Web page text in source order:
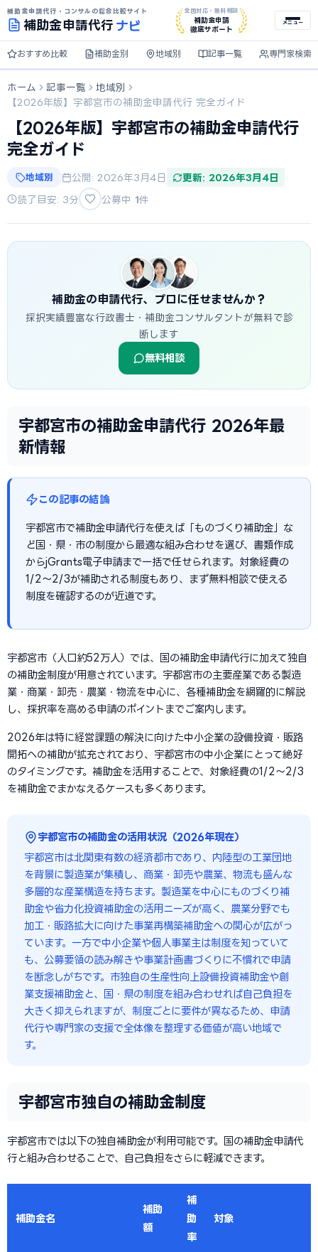
補助金申請代行・コンサルの総合比較サイト
補助金申請代行 ナビ
全国対応・無料相談
補助金申請
徹底サポート
メニュー
おすすめ比較 補助金別 地域別 記事一覧 専門家検索
ホーム 記事一覧
地域別
【2026年版】宇都宮市の補助金申請代行 完全ガイド
【2026年版】宇都宮市の補助金申請代行
完全ガイド
地域別 公開: 2026年3月4日 更新: 2026年3月4日
読了目安: 3分 公募中 1件
補助金の申請代行、プロに任せませんか？
採択実績豊富な行政書士・補助金コンサルタントが無料で診
断します
無料相談
宇都宮市の補助金申請代行 2026年最
新情報
この記事の結論
宇都宮市で補助金申請代行を使えば「ものづくり補助金」な
ど国・県・市の制度から最適な組み合わせを選び、書類作成
からjGrants電子申請まで一括で任せられます。対象経費の
1/2〜2/3が補助される制度もあり、まず無料相談で使える
制度を確認するのが近道です。
宇都宮市（人口約52万人）では、国の補助金申請代行に加えて独自
の補助金制度が用意されています。宇都宮市の主要産業である製造
業・商業・卸売・農業・物流を中心に、各種補助金を網羅的に解説
し、採択率を高める申請のポイントまでご案内します。
2026年は特に経営課題の解決に向けた中小企業の設備投資・販路
開拓への補助が拡充されており、宇都宮市の中小企業にとって絶好
のタイミングです。補助金を活用することで、対象経費の1/2〜2/3
を補助金でまかなえるケースも多くあります。
宇都宮市の補助金の活用状況（2026年現在）
宇都宮市は北関東有数の経済都市であり、内陸型の工業団地
を背景に製造業が集積し、商業・卸売や農業、物流も盛んな
多層的な産業構造を持ちます。製造業を中心にものづくり補
助金や省力化投資補助金の活用ニーズが高く、農業分野でも
加工・販路拡大に向けた事業再構築補助金への関心が広がっ
ています。一方で中小企業や個人事業主は制度を知っていて
も、公募要領の読み解きや事業計画書づくりに不慣れで申請
を断念しがちです。市独自の生産性向上設備投資補助金や創
業支援補助金と、国・県の制度を組み合わせれば自己負担を
大きく抑えられますが、制度ごとに要件が異なるため、申請
代行や専門家の支援で全体像を整理する価値が高い地域で
す。
宇都宮市独自の補助金制度
宇都宮市では以下の独自補助金が利用可能です。国の補助金申請代
行と組み合わせることで、自己負担をさらに軽減できます。
補助金名
補助
額
補
助
率
対象